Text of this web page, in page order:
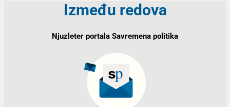
Između redova
Njuzleter portala Savremena politika